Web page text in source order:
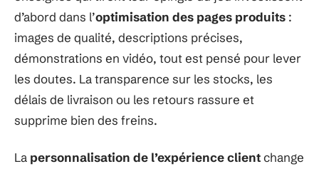
d’abord dans l’optimisation des pages produits :
images de qualité, descriptions précises,
démonstrations en vidéo, tout est pensé pour lever
les doutes. La transparence sur les stocks, les
délais de livraison ou les retours rassure et
supprime bien des freins.
La personnalisation de l’expérience clientchange